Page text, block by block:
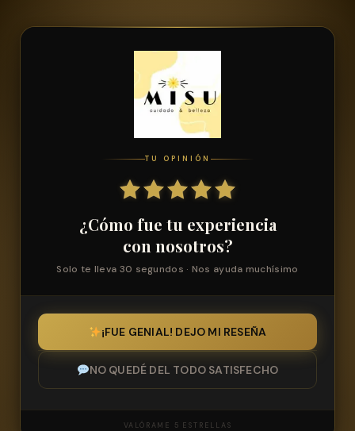
TU OPINIÓN
¿Cómo fue tu experiencia
con nosotros?
Solo te lleva 30 segundos · Nos ayuda muchísimo
¡FUE GENIAL! DEJO MI RESEÑA
NO QUEDÉ DEL TODO SATISFECHO
VALÓRAME 5 ESTRELLAS